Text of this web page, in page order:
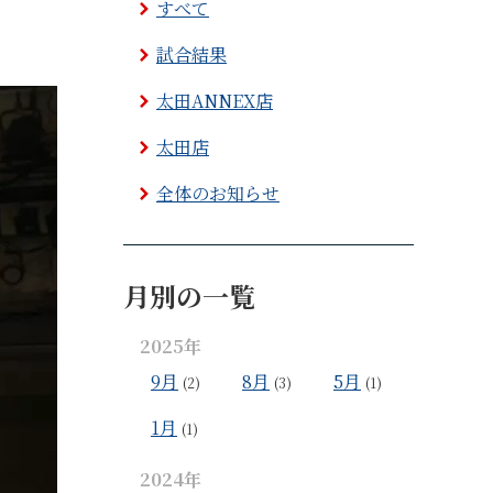
すべて
試合結果
太田ANNEX店
太田店
全体のお知らせ
月別の一覧
2025年
9月 (2) 8月 (3) 5月 (1)
1月 (1)
2024年